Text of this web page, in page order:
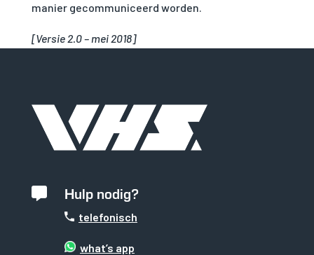
manier gecommuniceerd worden.
[Versie 2.0 – mei 2018]
 Hulp nodig?
telefonisch
what’s app